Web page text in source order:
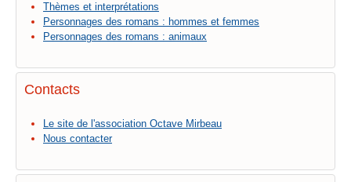
Thèmes et interprétations
Personnages des romans : hommes et femmes
Personnages des romans : animaux
Contacts
Le site de l'association Octave Mirbeau
Nous contacter